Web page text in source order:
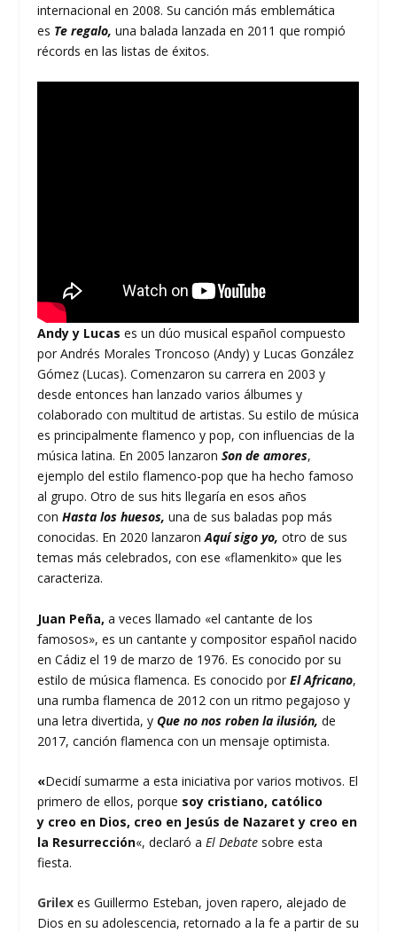
internacional en 2008. Su canción más emblemática
es Te regalo, una balada lanzada en 2011 que rompió
récords en las listas de éxitos.
Andy y Lucas es un dúo musical español compuesto
por Andrés Morales Troncoso (Andy) y Lucas González
Gómez (Lucas). Comenzaron su carrera en 2003 y
desde entonces han lanzado varios álbumes y
colaborado con multitud de artistas. Su estilo de música
es principalmente flamenco y pop, con influencias de la
música latina. En 2005 lanzaronSon de amores,
ejemplo del estilo flamenco-pop que ha hecho famoso
al grupo. Otro de sus hits llegaría en esos años
conHasta los huesos, una de sus baladas pop más
conocidas. En 2020 lanzaronAquí sigo yo, otro de sus
temas más celebrados, con ese «flamenkito» que les
caracteriza.
Juan Peña, a veces llamado «el cantante de los
famosos», es un cantante y compositor español nacido
en Cádiz el 19 de marzo de 1976. Es conocido por su
estilo de música flamenca. Es conocido porEl Africano,
una rumba flamenca de 2012 con un ritmo pegajoso y
una letra divertida, yQue no nos roben la ilusión, de
2017, canción flamenca con un mensaje optimista.
«Decidí sumarme a esta iniciativa por varios motivos. El
primero de ellos, porque soy cristiano, católico
y creo en Dios, creo en Jesús de Nazaret y creo en
la Resurrección«, declaró aEl Debate sobre esta
fiesta.
Grilex es Guillermo Esteban, joven rapero, alejado de
Dios en su adolescencia, retornado a la fe a partir de su